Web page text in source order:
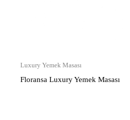
Luxury Yemek Masası
Floransa Luxury Yemek Masası